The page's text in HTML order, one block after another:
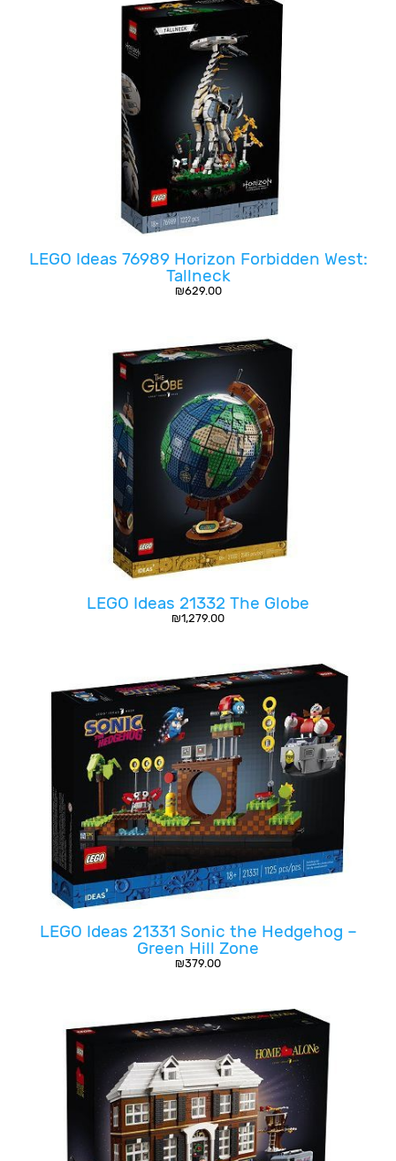
LEGO Ideas 76989 Horizon Forbidden West:
Tallneck
₪629.00
LEGO Ideas 21332 The Globe
₪1,279.00
LEGO Ideas 21331 Sonic the Hedgehog –
Green Hill Zone
₪379.00